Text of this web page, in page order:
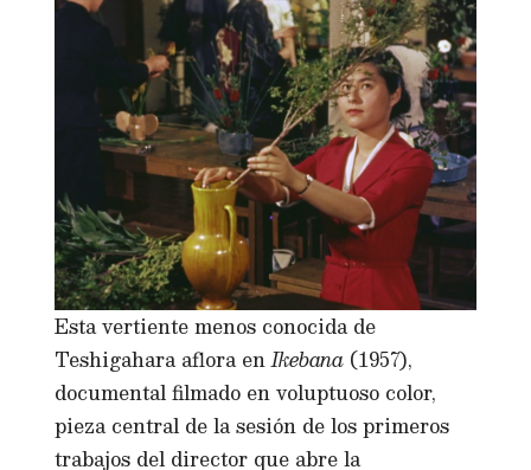
Esta vertiente menos conocida de
Teshigahara aflora enIkebana (1957),
documental filmado en voluptuoso color,
pieza central de la sesión de los primeros
trabajos del director que abre la